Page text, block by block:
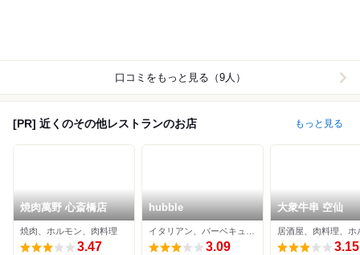
口コミをもっと見る（9人）
[PR] 近くのその他レストランのお店 もっと見る
焼肉萬野 心斎橋店
焼肉、ホルモン、肉料理
3.47
hubble
3.09
大衆牛串 空仙
居酒屋、肉料理、ホ
3.15